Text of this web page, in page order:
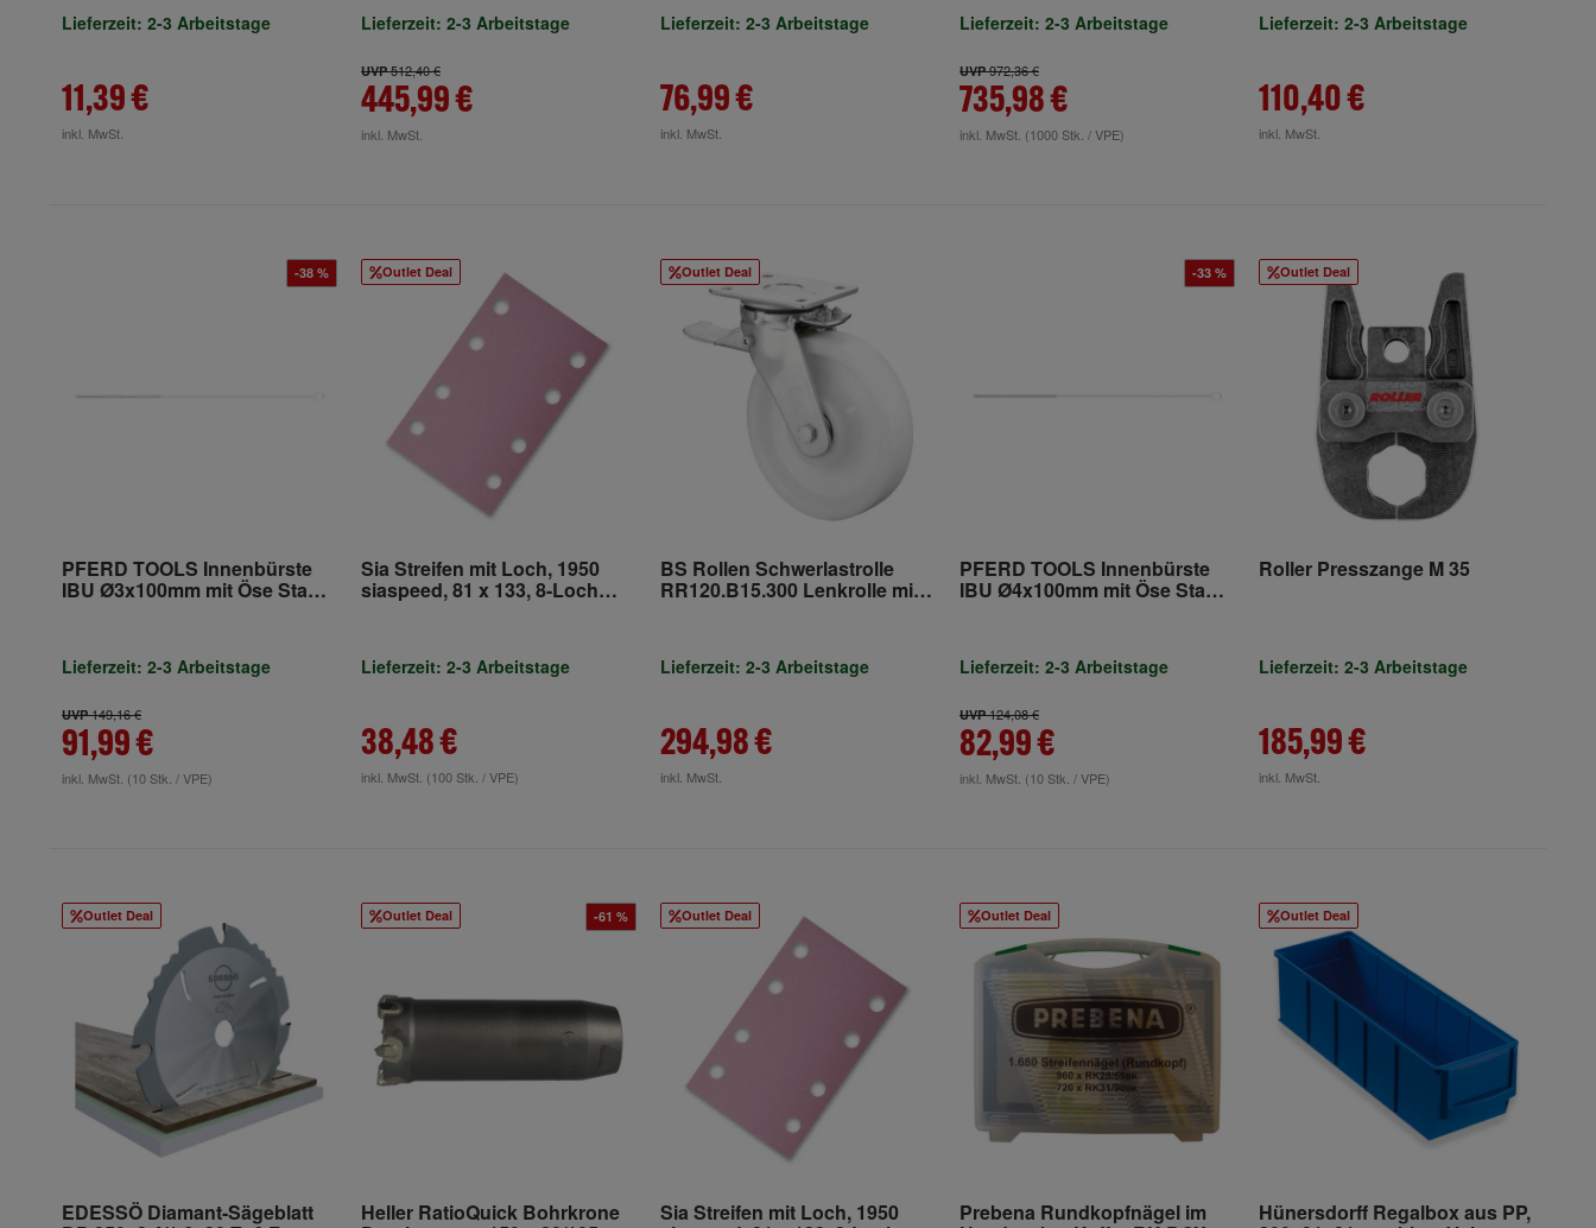
Lieferzeit: 2-3 Arbeitstage
11,39 €
inkl. MwSt.
Lieferzeit: 2-3 Arbeitstage
UVP512,40 €
445,99 €
inkl. MwSt.
Lieferzeit: 2-3 Arbeitstage
76,99 €
inkl. MwSt.
Lieferzeit: 2-3 Arbeitstage
UVP972,36 €
735,98 €
inkl. MwSt. (1000 Stk. / VPE)
Lieferzeit: 2-3 Arbeitstage
110,40 €
inkl. MwSt.
-38 %
PFERD TOOLS Innenbürste
IBU Ø3x100mm mit Öse Stahl-
Lieferzeit: 2-3 Arbeitstage
UVP149,16 €
91,99 €
inkl. MwSt. (10 Stk. / VPE)
Outlet Deal
Sia Streifen mit Loch, 1950
siaspeed, 81 x 133, 8-Loch
Lieferzeit: 2-3 Arbeitstage
38,48 €
inkl. MwSt. (100 Stk. / VPE)
Outlet Deal
BS Rollen Schwerlastrolle
RR120.B15.300 Lenkrolle mit
Lieferzeit: 2-3 Arbeitstage
294,98 €
inkl. MwSt.
-33 %
PFERD TOOLS Innenbürste
IBU Ø4x100mm mit Öse Stahl-
Lieferzeit: 2-3 Arbeitstage
UVP124,08 €
82,99 €
inkl. MwSt. (10 Stk. / VPE)
Outlet Deal
Roller Presszange M 35
Lieferzeit: 2-3 Arbeitstage
185,99 €
inkl. MwSt.
Outlet Deal
EDESSÖ Diamant-Sägeblatt
Outlet Deal -61 %
Heller RatioQuick Bohrkrone
Outlet Deal
Sia Streifen mit Loch, 1950
Outlet Deal
Prebena Rundkopfnägel im
Outlet Deal
Hünersdorff Regalbox aus PP,